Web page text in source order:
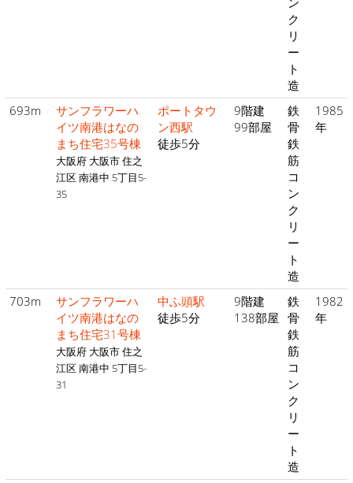
ク
リ
ー
ト
造
693m
サンフラワーハ
イツ南港はなの
まち住宅35号棟
大阪府 大阪市 住之
江区 南港中 5丁目5-
35
ポートタウ
ン西駅
徒歩5分
9階建
99部屋
鉄
骨
鉄
筋
コ
ン
ク
リ
ー
ト
造
1985
年
703m
サンフラワーハ
イツ南港はなの
まち住宅31号棟
大阪府 大阪市 住之
江区 南港中 5丁目5-
31
中ふ頭駅
徒歩5分
9階建
138部屋
鉄
骨
鉄
筋
コ
ン
ク
リ
ー
ト
造
1982
年